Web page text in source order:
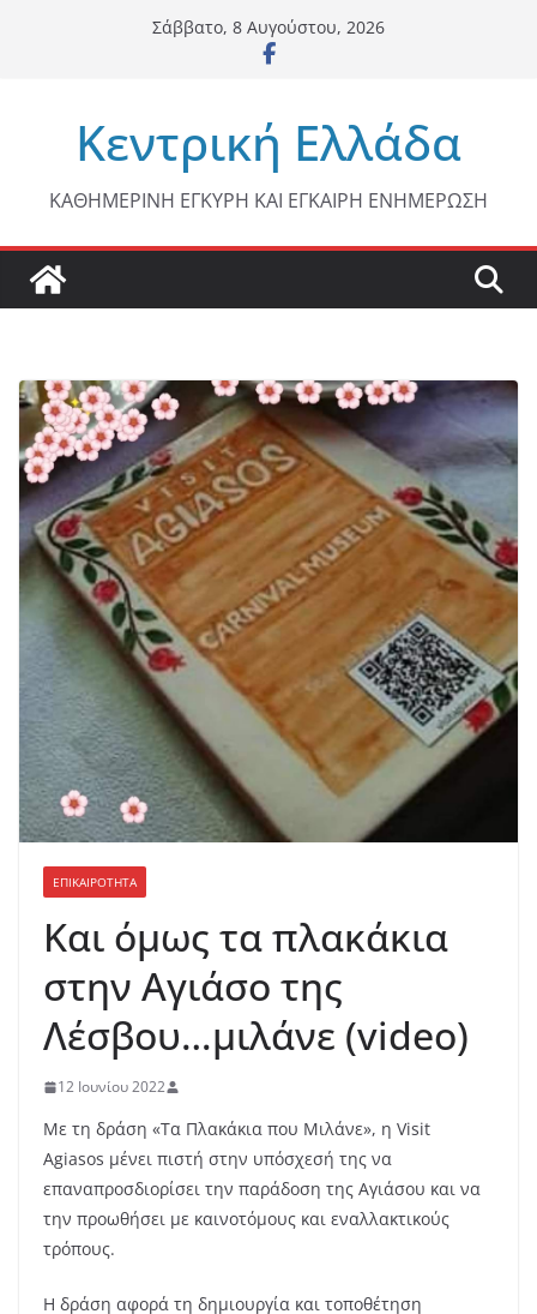
Σάββατο, 8 Αυγούστου, 2026
Κεντρική Ελλάδα
ΚΑΘΗΜΕΡΙΝΗ ΕΓΚΥΡΗ ΚΑΙ ΕΓΚΑΙΡΗ ΕΝΗΜΕΡΩΣΗ
ΕΠΙΚΑΙΡΟΤΗΤΑ
Και όμως τα πλακάκια
στην Αγιάσο της
Λέσβου…μιλάνε (video)
12 Ιουνίου 2022
Με τη δράση «Τα Πλακάκια που Μιλάνε», η Visit
Agiasos μένει πιστή στην υπόσχεσή της να
επαναπροσδιορίσει την παράδοση της Αγιάσου και να
την προωθήσει με καινοτόμους και εναλλακτικούς
τρόπους.
Η δράση αφορά τη δημιουργία και τοποθέτηση